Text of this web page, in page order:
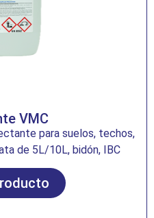
VMC
para suelos, techos,
de 5L/10L, bidón, IBC